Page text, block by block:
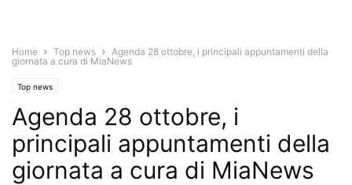
Home Top news
Agenda 28 ottobre, i principali appuntamenti della
giornata a cura di MiaNews
Top news
Agenda 28 ottobre, i
principali appuntamenti della
giornata a cura di MiaNews